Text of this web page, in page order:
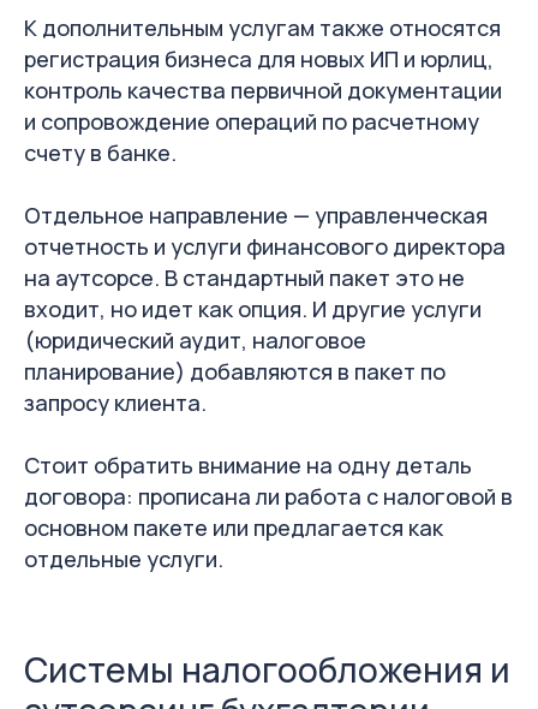
К дополнительным услугам также относятся
регистрация бизнеса для новых ИП и юрлиц,
контроль качества первичной документации
и сопровождение операций по расчетному
счету в банке.
Отдельное направление — управленческая
отчетность и услуги финансового директора
на аутсорсе. В стандартный пакет это не
входит, но идет как опция. И другие услуги
(юридический аудит, налоговое
планирование) добавляются в пакет по
запросу клиента.
Стоит обратить внимание на одну деталь
договора: прописана ли работа с налоговой в
основном пакете или предлагается как
отдельные услуги.
Системы налогообложения и